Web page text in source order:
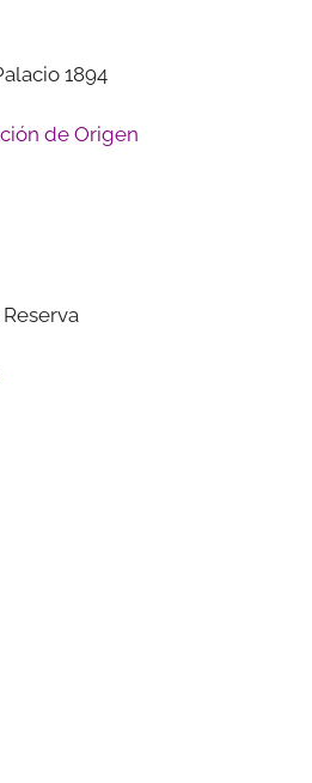
1894
de Origen